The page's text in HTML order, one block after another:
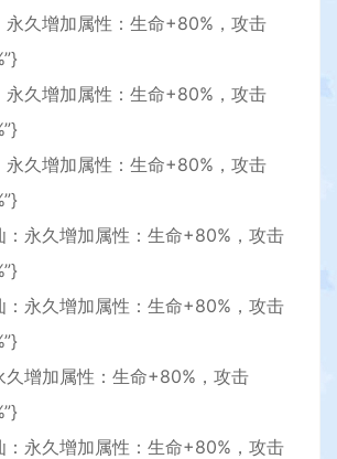
永久增加属性：生命+80%，攻击
永久增加属性：生命+80%，攻击
永久增加属性：生命+80%，攻击
：永久增加属性：生命+80%，攻击
：永久增加属性：生命+80%，攻击
久增加属性：生命+80%，攻击
：永久增加属性：生命+80%，攻击